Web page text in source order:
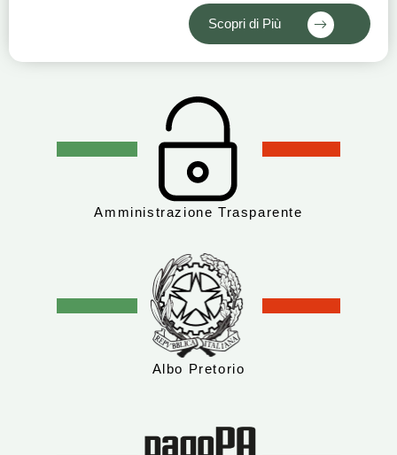
Scopri di Più
Amministrazione Trasparente
Albo Pretorio